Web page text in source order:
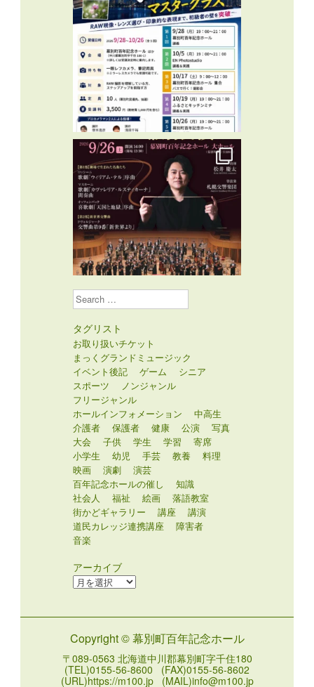
Search
タグリスト
お取り扱いチケット
まっくグランドミュージック
イベント後記
ゲーム
シニア
スポーツ
ノンジャンル
フリージャンル
ホールインフォメーション
中高生
介護者
保護者 健康 公演
写真
大会
子供 学生 学習
寄席
小学生
幼児 手芸 教養
料理
映画
演劇
演芸
百年記念ホールの催し
知識
社会人
福祉 絵画
落語教室
街かどギャラリー
講座
講演
道民カレッジ連携講座
障害者
音楽
アーカイブ
ア
ブ
Copyright © 幕別町百年記念ホール
〒089-0563 北海道中川郡幕別町字千住180
(TEL)0155-56-8600 (FAX)0155-56-8602
(URL)https://m100.jp (MAIL)info@m100.jp